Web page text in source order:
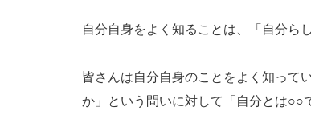
自分自身をよく知ることは、「自分ら
皆さんは自分自身のことをよく知って
か」という問いに対して「自分とは○○